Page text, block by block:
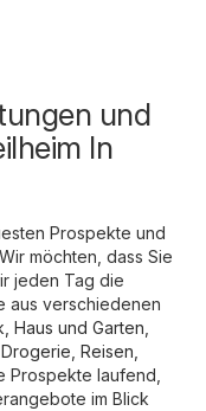
und
In
Prospekte und
möchten, dass Sie
jeden Tag die
aus verschiedenen
Haus und Garten
Reisen
Prospekte laufend,
im Blick